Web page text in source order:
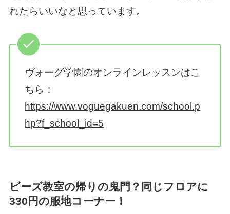
れたらいいなと思っています。
ヴォーグ学園のオンラインレッスンはこ
ちら：
https://www.voguegakuen.com/school.p
hp?f_school_id=5
ビーズ教室の帰りの鬼門？同じフロアに
330円の服地コーナー！